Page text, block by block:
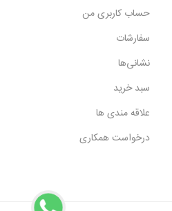
حساب کاربری من
سفارشات
نشانی‌ها
سبد خرید
علاقه مندی ها
درخواست همکاری